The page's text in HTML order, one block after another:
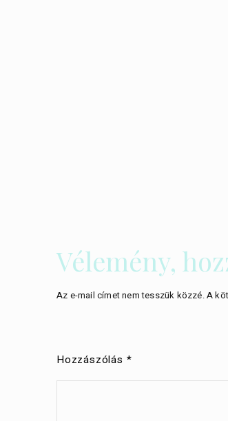
Vélemény,
Az e-mail címet nem tesszük közzé.A
Hozzászólás *